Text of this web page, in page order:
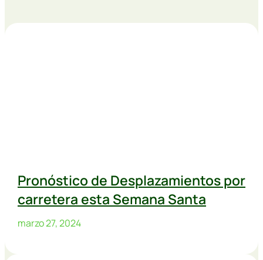
Pronóstico de Desplazamientos por
carretera esta Semana Santa
marzo 27, 2024